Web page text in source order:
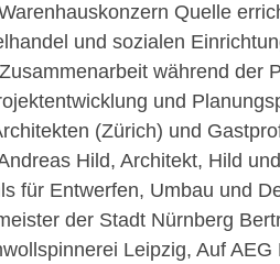
Quelle
und sozialen
während der
und
(Zürich) und
Hild, Architekt, Hild
für Entwerfen, Umbau und
der Stadt Nürnberg
Leipzig, Auf AEG